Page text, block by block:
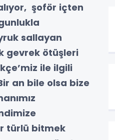
şoför içten
sallayan
gevrek ötüşleri
ile ilgili
an bile olsa bize
türlü bitmek